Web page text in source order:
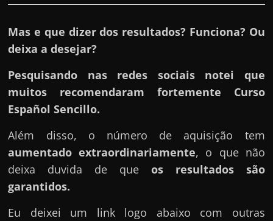
n
h
e
r
o
e
x
?
J
Mas e que dizer dos resultados? Funciona? Ou
deixa a desejar?
Pesquisando nas redes sociais notei que
muitos recomendaram fortemente Curso
Español Sencillo.
Além disso, o número de aquisição tem
aumentado extraordinariamente, o que não
deixa duvida de que os resultados são
garantidos.
Eu deixei um link logo abaixo com outras